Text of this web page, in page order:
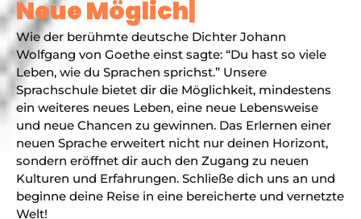
NeueMöglich
Wie der berühmte deutsche Dichter Johann
Wolfgang von Goethe einst sagte: “Du hast so viele
Leben, wie du Sprachen sprichst.” Unsere
Sprachschule bietet dir die Möglichkeit, mindestens
ein weiteres neues Leben, eine neue Lebensweise
und neue Chancen zu gewinnen. Das Erlernen einer
neuen Sprache erweitert nicht nur deinen Horizont,
sondern eröffnet dir auch den Zugang zu neuen
Kulturen und Erfahrungen. Schließe dich uns an und
beginne deine Reise in eine bereicherte und vernetzte
Welt!